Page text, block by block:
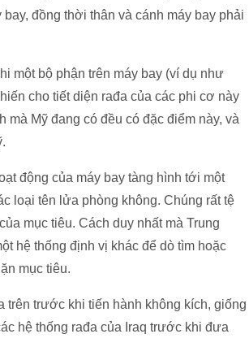
đồng thời thân và cánh máy bay phải
một bộ phận trên máy bay (ví dụ như
cho tiết diện rađa của các phi cơ này
mà Mỹ đang có đều có đặc điểm này, và
động của máy bay tàng hình tới một
loại tên lửa phòng không. Chúng rất tệ
mục tiêu. Cách duy nhất mà Trung
hệ thống định vị khác để dò tìm hoặc
mục tiêu.
trên trước khi tiến hành không kích, giống
hệ thống rađa của Iraq trước khi đưa